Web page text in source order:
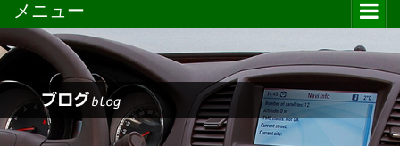
メニュー